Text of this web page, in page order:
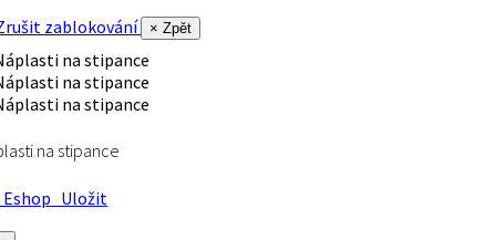
zablokování
× Zpět
na stipance
Uložit